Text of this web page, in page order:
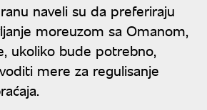
naveli su da preferiraju
moreuzom sa Omanom,
ukoliko bude potrebno,
mere za regulisanje